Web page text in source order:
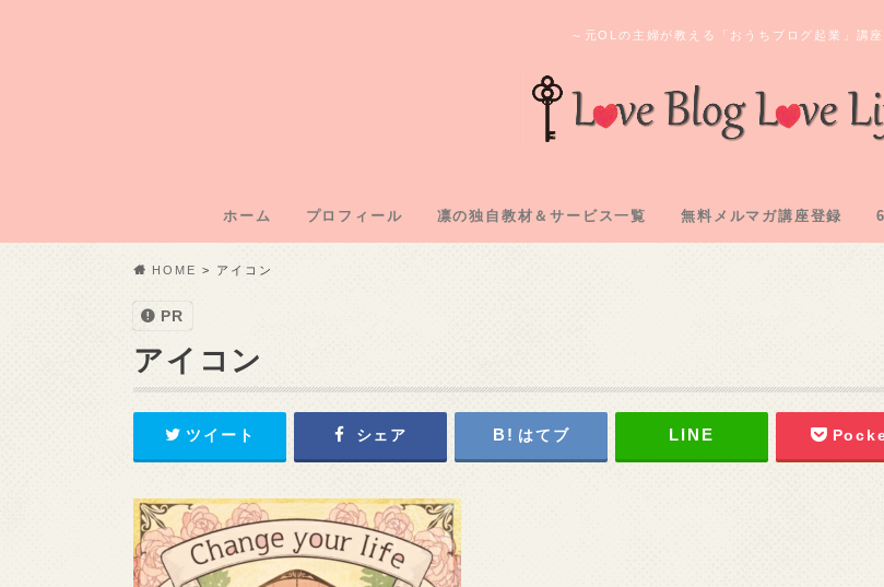
～元OLの主婦が教える「おうちブログ起業」講座
ホーム プロフィール 凛の独自教材＆サービス一覧 無料メルマガ講座登録
HOME アイコン
PR
アイコン
ツイート シェア はてブ